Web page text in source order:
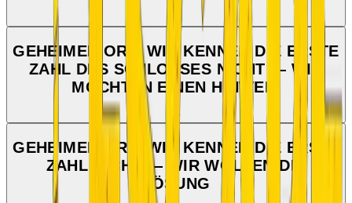
GEHEIMER ORT: WIR KENNEN DIE ERSTE
ZAHL DES SCHLOSSES NICHT — WIR
MÖCHTEN EINEN HINWEIS
GEHEIMER ORT: WIR KENNEN DIE ERSTE
ZAHL NICHT — WIR WOLLEN DIE
LÖSUNG